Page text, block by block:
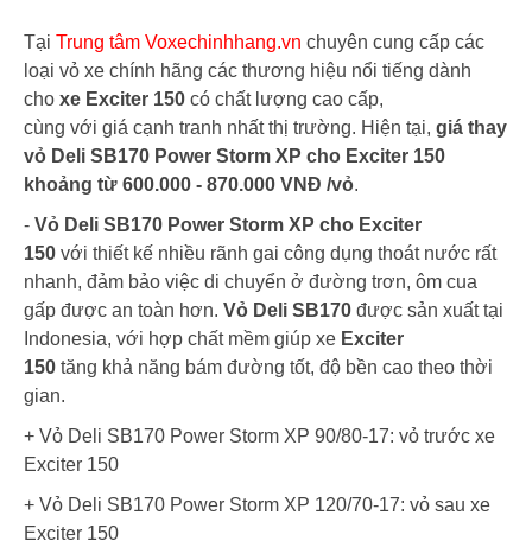
Tại Trung tâm Voxechinhhang.vn chuyên cung cấp các
loại vỏ xe chính hãng các thương hiệu nổi tiếng dành
cho xe Exciter 150 có chất lượng cao cấp,
cùng với giá cạnh tranh nhất thị trường. Hiện tại, giá thay
vỏ Deli SB170 Power Storm XP cho Exciter 150
khoảng từ 600.000 - 870.000 VNĐ /vỏ.
- Vỏ Deli SB170 Power Storm XP cho Exciter
150 với thiết kế nhiều rãnh gai công dụng thoát nước rất
nhanh, đảm bảo việc di chuyển ở đường trơn, ôm cua
gấp được an toàn hơn. Vỏ Deli SB170 được sản xuất tại
Indonesia, với hợp chất mềm giúp xe Exciter
150 tăng khả năng bám đường tốt, độ bền cao theo thời
gian.
+ Vỏ Deli SB170 Power Storm XP 90/80-17: vỏ trước xe
Exciter 150
+ Vỏ Deli SB170 Power Storm XP 120/70-17: vỏ sau xe
Exciter 150